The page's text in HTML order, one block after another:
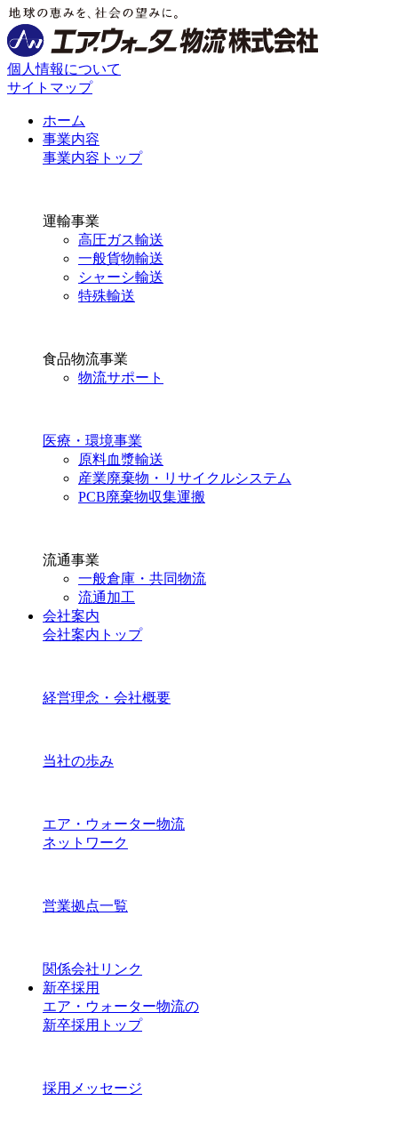
個人情報について
サイトマップ
ホーム
事業内容
事業内容トップ
運輸事業
高圧ガス輸送
一般貨物輸送
シャーシ輸送
特殊輸送
食品物流事業
物流サポート
医療・環境事業
原料血漿輸送
産業廃棄物・リサイクルシステム
PCB廃棄物収集運搬
流通事業
一般倉庫・共同物流
流通加工
会社案内
会社案内トップ
経営理念・会社概要
当社の歩み
エア・ウォーター物流
ネットワーク
営業拠点一覧
関係会社リンク
新卒採用
エア・ウォーター物流の
新卒採用トップ
採用メッセージ